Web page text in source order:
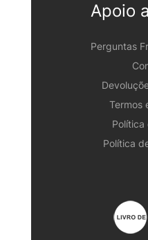
Apoio
Perguntas
Termos
Política
Política